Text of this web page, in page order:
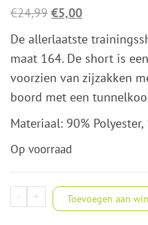
€24,99 Oorspronkelijke
prijs
was:
€24,99.
€5,00Huidige
is:
€5,00.
De allerlaatste
maat 164. De short is
voorzien van zijzakken
boord met een
Materiaal: 90%
Op voorraad
-
JAKO
Trainingsshort
+ Toevoegen aan